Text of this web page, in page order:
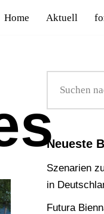
Home Aktuell
Neueste
Szenarien
in
Futura